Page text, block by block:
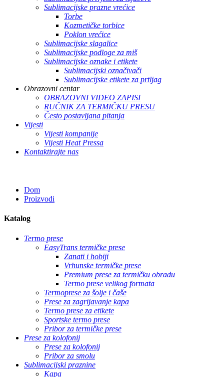
Sublimacijske prazne vrećice
Torbe
Kozmetičke torbice
Poklon vrećice
Sublimacijske slagalice
Sublimacijske podloge za miš
Sublimacijske oznake i etikete
Sublimacijski označivači
Sublimacijske etikete za prtljag
Obrazovni centar
OBRAZOVNI VIDEO ZAPISI
RUČNIK ZA TERMIČKU PRESU
Često postavljana pitanja
Vijesti
Vijesti kompanije
Vijesti Heat Pressa
Kontaktirajte nas
Dom
Proizvodi
Katalog
Termo prese
EasyTrans termičke prese
Zanati i hobiji
Vrhunske termičke prese
Premium prese za termičku obradu
Termo prese velikog formata
Termoprese za šolje i čaše
Prese za zagrijavanje kapa
Termo prese za etikete
Sportske termo prese
Pribor za termičke prese
Prese za kolofonij
Prese za kolofonij
Pribor za smolu
Sublimacijski praznine
Kapa